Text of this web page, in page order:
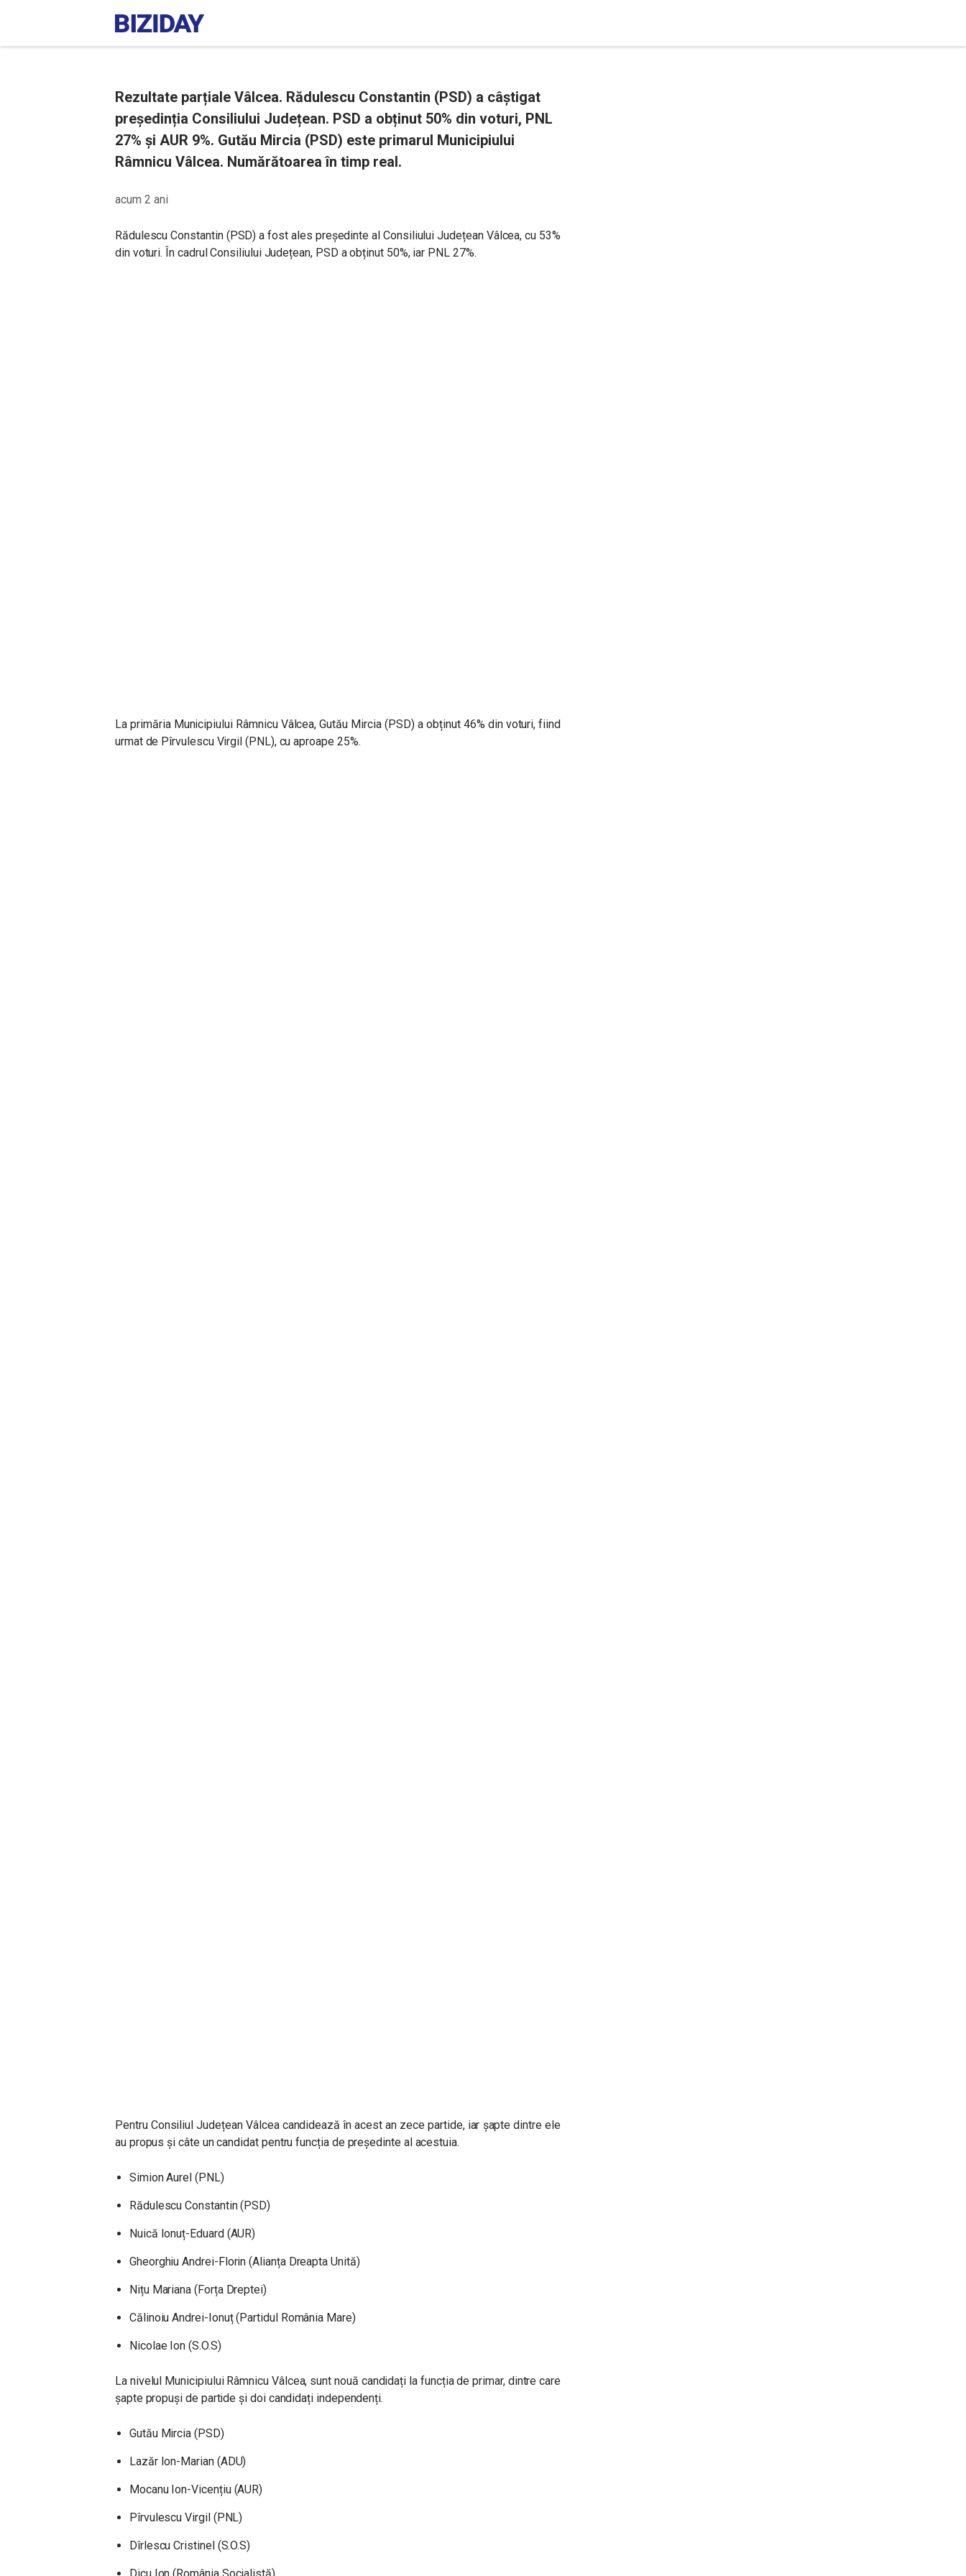
Rezultate parțiale Vâlcea. Rădulescu Constantin (PSD) a câștigat
președinția Consiliului Județean. PSD a obținut 50% din voturi, PNL
27% și AUR 9%. Gutău Mircia (PSD) este primarul Municipiului
Râmnicu Vâlcea. Numărătoarea în timp real.
acum 2 ani
Rădulescu Constantin (PSD) a fost ales președinte al Consiliului Județean Vâlcea, cu 53%
din voturi. În cadrul Consiliului Județean, PSD a obținut 50%, iar PNL 27%.
La primăria Municipiului Râmnicu Vâlcea, Gutău Mircia (PSD) a obținut 46% din voturi, fiind
urmat de Pîrvulescu Virgil (PNL), cu aproape 25%.
Pentru Consiliul Județean Vâlcea candidează în acest an zece partide, iar șapte dintre ele
au propus și câte un candidat pentru funcția de președinte al acestuia.
Simion Aurel (PNL)
Rădulescu Constantin (PSD)
Nuică Ionuț-Eduard (AUR)
Gheorghiu Andrei-Florin (Alianța Dreapta Unită)
Nițu Mariana (Forța Dreptei)
Călinoiu Andrei-Ionuț (Partidul România Mare)
Nicolae Ion (S.O.S)
La nivelul Municipiului Râmnicu Vâlcea, sunt nouă candidați la funcția de primar, dintre care
șapte propuși de partide și doi candidați independenți.
Gutău Mircia (PSD)
Lazăr Ion-Marian (ADU)
Mocanu Ion-Vicențiu (AUR)
Pîrvulescu Virgil (PNL)
Dîrlescu Cristinel (S.O.S)